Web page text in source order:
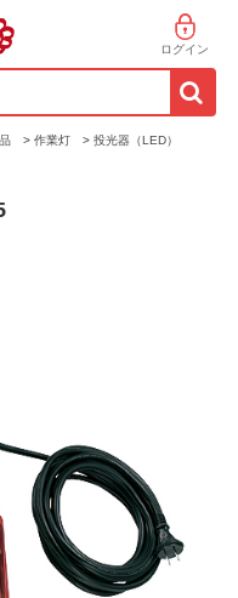
ログイン
> 作業灯 > 投光器（LED）